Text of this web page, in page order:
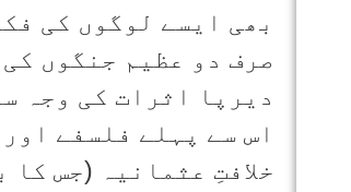
بھی ایسے لوگوں کی
صرف دو عظیم جنگوں
دیرپا اثرات کی وجہ
اس سے پہلے فلسفے
خلافتِ عثمانیہ (جس کا